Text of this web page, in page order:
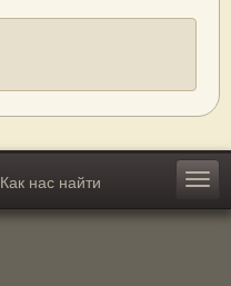
Как нас найти